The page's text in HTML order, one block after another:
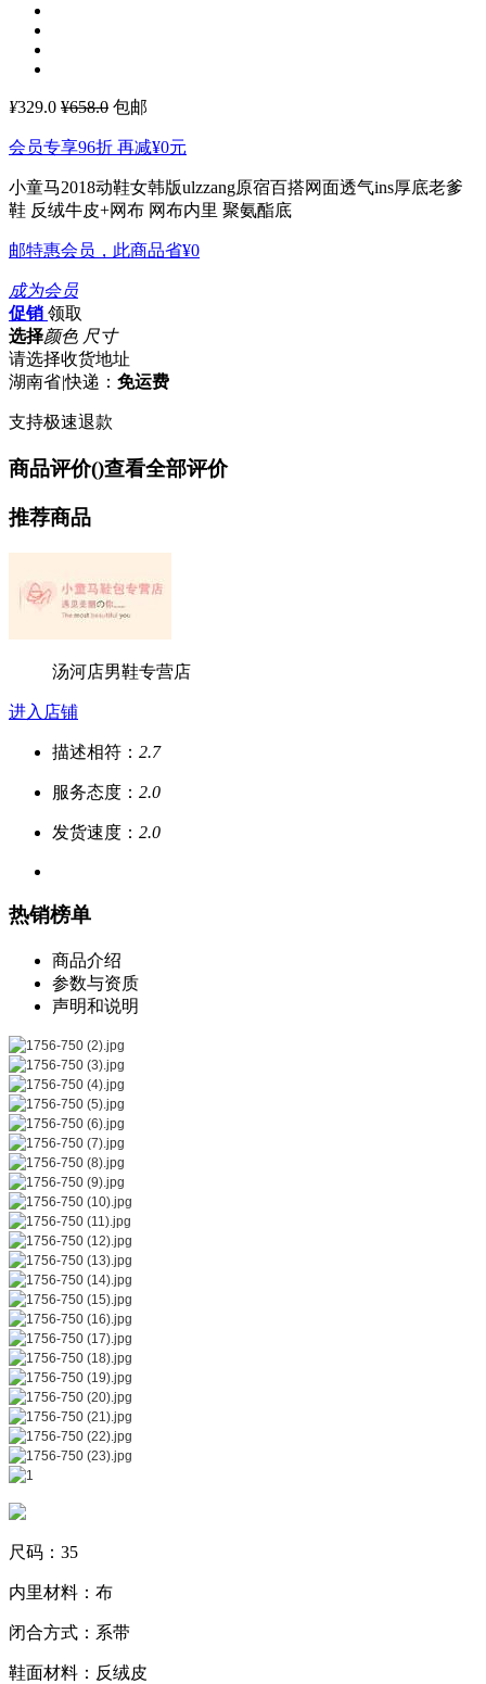
¥329.0 ¥658.0 包邮
会员专享96折 再减¥0元
小童马2018动鞋女韩版ulzzang原宿百搭网面透气ins厚底老爹
鞋 反绒牛皮+网布 网布内里 聚氨酯底
邮特惠会员，此商品省¥0
成为会员
促销 领取
选择颜色 尺寸
请选择收货地址
湖南省|快递： 免运费
支持极速退款
商品评价()查看全部评价
推荐商品
汤河店男鞋专营店
进入店铺
描述相符： 2.7
服务态度： 2.0
发货速度： 2.0
热销榜单
商品介绍
参数与资质
声明和说明
尺码：35
内里材料：布
闭合方式：系带
鞋面材料：反绒皮